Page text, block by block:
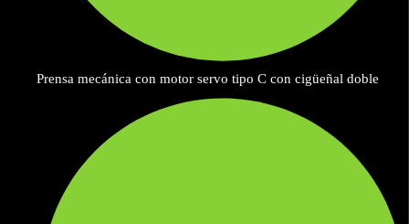
Prensa mecánica con motor servo tipo C con cigüeñal doble